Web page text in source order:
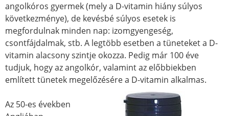
angolkóros gyermek (mely a D-vitamin hiány súlyos
következménye), de kevésbé súlyos esetek is
megfordulnak minden nap: izomgyengeség,
csontfájdalmak, stb. A legtöbb esetben a tüneteket a D-
vitamin alacsony szintje okozza. Pedig már 100 éve
tudjuk, hogy az angolkór, valamint az előbbiekben
említett tünetek megelőzésére a D-vitamin alkalmas.
Az 50-es években